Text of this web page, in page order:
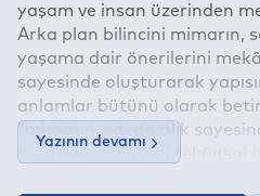
yaşam ve insan üzerinden
Arka plan bilincini mimarın,
yaşama dair önerilerini
sayesinde oluşturarak
anlamlar bütünü olarak
“mimarın, saydamlık
sözüyle özetliyor. Mekânsal
Yazının devamı